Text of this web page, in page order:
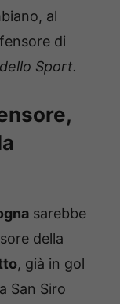
al
di
Sport.
sarebbe
della
, già in gol
San Siro